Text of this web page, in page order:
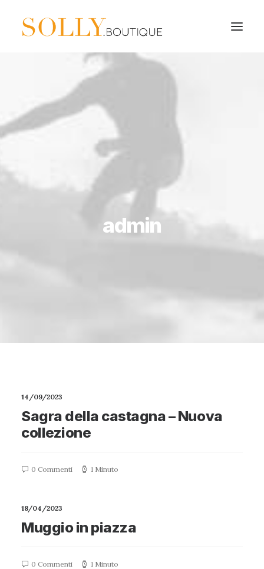
admin
14/09/2023
Sagra della castagna – Nuova
collezione
0 Commenti 1 Minuto
18/04/2023
Muggio in piazza
0 Commenti 1 Minuto